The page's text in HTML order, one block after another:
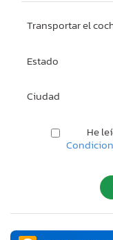
Transportar el
Estado
Ciudad
He